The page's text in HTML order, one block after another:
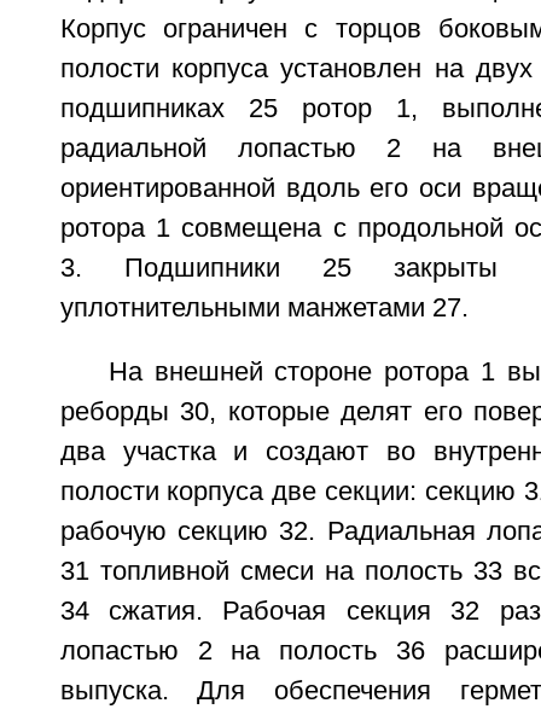
Корпус ограничен с торцов
полости корпуса установлен на
подшипниках 25 ротор 1,
радиальной лопастью 2 на
ориентированной вдоль его оси
ротора 1 совмещена с продольной
3. Подшипники 25 закрыты
уплотнительными манжетами 27.
На внешней стороне ротора 1
реборды 30, которые делят его
два участка и создают во
полости корпуса две секции: секцию
рабочую секцию 32. Радиальная
31 топливной смеси на полость 33
34 сжатия. Рабочая секция 32
лопастью 2 на полость 36
выпуска. Для обеспечения